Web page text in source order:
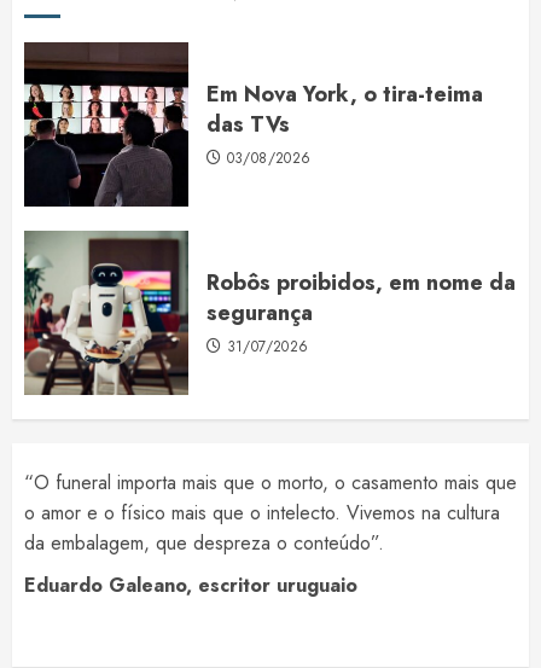
Em Nova York, o tira-teima
das TVs
03/08/2026
Robôs proibidos, em nome da
segurança
31/07/2026
“O funeral importa mais que o morto, o casamento mais que
o amor e o físico mais que o intelecto. Vivemos na cultura
da embalagem, que despreza o conteúdo”.
Eduardo Galeano, escritor uruguaio